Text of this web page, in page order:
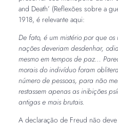
and Death’ (Reflexões sobre a
1918, é relevante aqui:
De fato, é um mistério por que
nações deveriam desdenhar,
mesmo em tempos de paz...
morais do indivíduo foram
número de pessoas, para não
restassem apenas as inibições
antigas e mais brutais.
A declaração de Freud não